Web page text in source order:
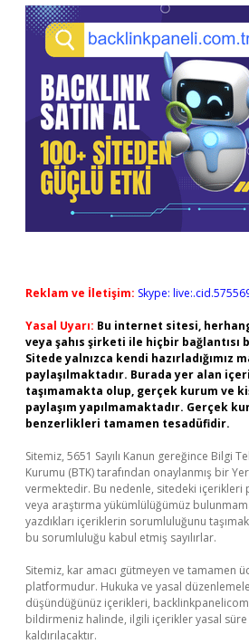
Reklam ve İletişim: Skype:
Yasal Uyarı: Bu internet sitesi,
veya şahıs şirketi ile hiçbir bağlantısı
Sitede yalnızca kendi hazırladığımız
paylaşılmaktadır. Burada yer alan
taşımamakta olup, gerçek kurum ve
paylaşım yapılmamaktadır. Gerçek
benzerlikleri tamamen tesadüfidir.
Sitemiz, 5651 Sayılı Kanun gereğince Bilgi
Kurumu (BTK) tarafından onaylanmış bir
vermektedir. Bu nedenle, sitedeki
veya araştırma yükümlülüğümüz
yazdıkları içeriklerin sorumluluğunu
bu sorumluluğu kabul etmiş sayılırlar.
Sitemiz, kar amacı gütmeyen ve tamamen
platformudur. Hukuka ve yasal
düşündüğünüz içerikleri,
bildirmeniz halinde, ilgili içerikler yasal
kaldırılacaktır.